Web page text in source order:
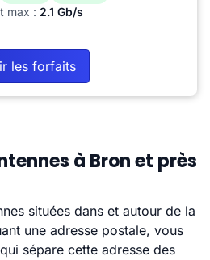
max : 2.1 Gb/s
les forfaits
à Bron et près
situées dans et autour de la
une adresse postale, vous
sépare cette adresse des